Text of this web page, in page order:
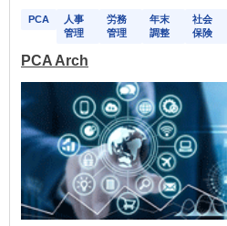
PCA
人事
管理
労務
管理
年末
調整
社会
保険
PCA Arch